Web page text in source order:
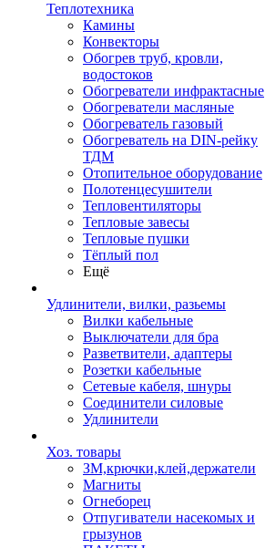
Теплотехника
Камины
Конвекторы
Обогрев труб, кровли,
водостоков
Обогреватели инфрактасные
Обогреватели масляные
Обогреватель газовый
Обогреватель на DIN-рейку
ТДМ
Отопительное оборудование
Полотенцесушители
Тепловентиляторы
Тепловые завесы
Тепловые пушки
Тёплый пол
Ещё
Удлинители, вилки, разьемы
Вилки кабельные
Выключатели для бра
Разветвители, адаптеры
Розетки кабельные
Сетевые кабеля, шнуры
Соединители силовые
Удлинители
Хоз. товары
ЗМ,крючки,клей,держатели
Магниты
Огнеборец
Отпугиватели насекомых и
грызунов